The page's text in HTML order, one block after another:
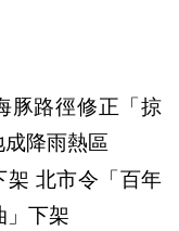
豚路徑修正「掠
降雨熱區
年
」下架